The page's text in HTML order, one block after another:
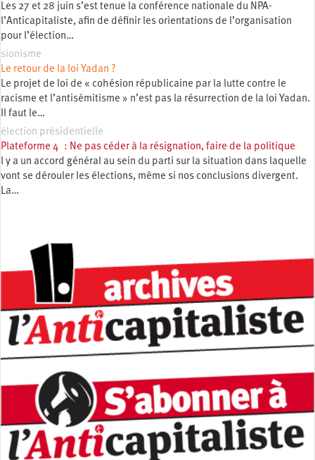
Les 27 et 28 juin s’est tenue la conférence nationale du NPA-
l’Anticapitaliste, afin de définir les orientations de l’organisation
pour l’élection…
sionisme
Le retour de la loi Yadan ?
Le projet de loi de « cohésion républicaine par la lutte contre le
racisme et l’antisémitisme » n’est pas la résurrection de la loi Yadan.
Il faut le…
élection présidentielle
Plateforme 4 : Ne pas céder à la résignation, faire de la politique
l y a un accord général au sein du parti sur la situation dans laquelle
vont se dérouler les élections, même si nos conclusions divergent.
La…